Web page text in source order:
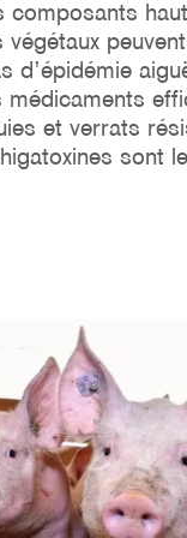
composants
d’épidémie
et verrats
sont